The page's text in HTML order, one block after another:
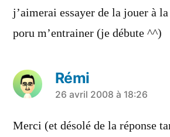
j’aimerai essayer de la jouer à
poru m’entrainer (je débute ^^)
Rémi
a
dit :
26 avril 2008 à 18:26
Merci (et désolé de la réponse